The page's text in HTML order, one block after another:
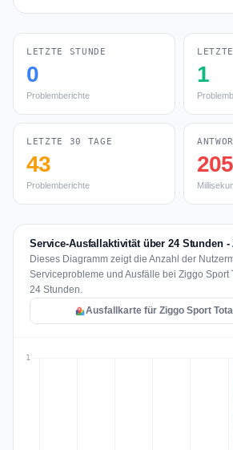
LETZTE STUNDE
0
Problemberichte
1
LETZTE 30 TAGE
43
Problemberichte
Service-Ausfallaktivität über 24 Stunden -
Dieses Diagramm zeigt die Anzahl der
Serviceprobleme und Ausfälle bei Ziggo Sport
24 Stunden.
Ausfallkarte für Ziggo Sport